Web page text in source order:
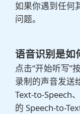
如果你遇到任何
问题。
语音识别是如
点击“开始听写”
录制的声音发送
Text-to-Speech
的 Speech-to-